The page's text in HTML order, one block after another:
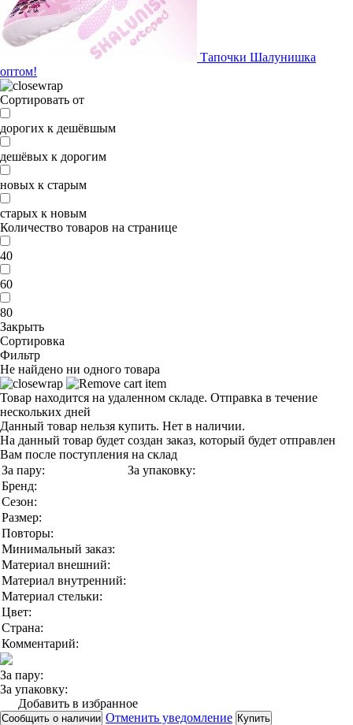
Тапочки Шалунишка
оптом!
Сортировать от
дорогих к дешёвшым
дешёвых к дорогим
новых к старым
старых к новым
Количество товаров на странице
40
60
80
Закрыть
Сортировка
Фильтр
Не найдено ни одного товара
Товар находится на удаленном складе. Отправка в течение
нескольких дней
Данный товар нельзя купить. Нет в наличии.
На данный товар будет создан заказ, который будет отправлен
Вам после поступления на склад
За пару:
За упаковку:
Бренд:
Сезон:
Размер:
Повторы:
Минимальный заказ:
Материал внешний:
Материал внутренний:
Материал стельки:
Цвет:
Страна:
Комментарий:
За пару:
За упаковку:
Добавить в избранное
Сообщить о наличии Отменить уведомление Купить